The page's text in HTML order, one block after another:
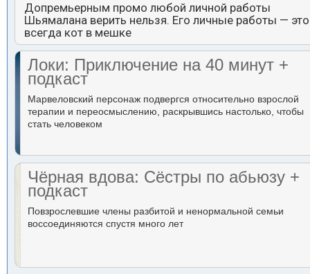
Допремьерным промо любой личной работы
Шьямалана верить нельзя. Его личные работы — это
всегда кот в мешке
Локи: Приключение на 40 минут +
подкаст
Марвеловский персонаж подвергся относительно взрослой
терапии и переосмыслению, раскрывшись настолько, чтобы
стать человеком
Чёрная вдова: Сёстры по абьюзу +
подкаст
Повзрослевшие члены разбитой и ненормальной семьи
воссоединяются спустя много лет